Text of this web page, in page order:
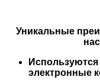
Уникальные
электронные